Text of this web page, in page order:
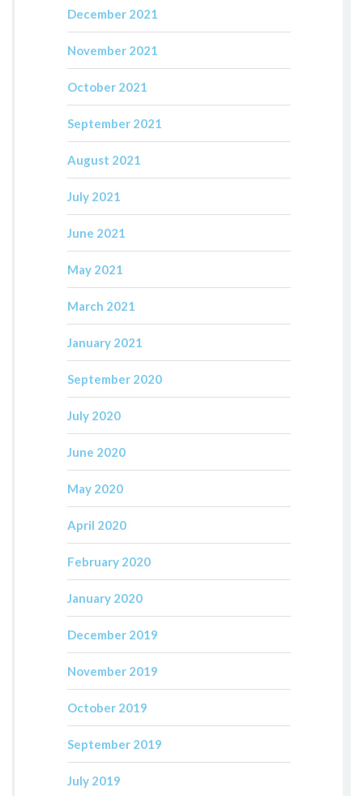
December 2021
November 2021
October 2021
September 2021
August 2021
July 2021
June 2021
May 2021
March 2021
January 2021
September 2020
July 2020
June 2020
May 2020
April 2020
February 2020
January 2020
December 2019
November 2019
October 2019
September 2019
July 2019